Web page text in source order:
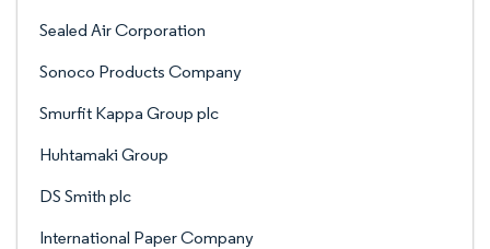
Sealed Air Corporation
Sonoco Products Company
Smurfit Kappa Group plc
Huhtamaki Group
DS Smith plc
International Paper Company